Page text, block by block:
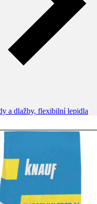
a dlažby, flexibilní lepidla